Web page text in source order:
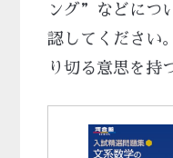
ング”などにつ
認してください
り切る意思を持